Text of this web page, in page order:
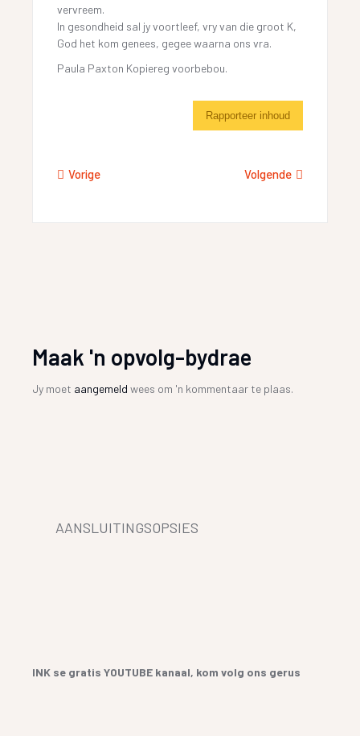
vervreem.
In gesondheid sal jy voortleef, vry van die groot K,
God het kom genees, gegee waarna ons vra.
Paula Paxton Kopiereg voorbebou.
Rapporteer inhoud
Vorige Volgende
Maak 'n opvolg-bydrae
Jy moet aangemeld wees om 'n kommentaar te plaas.
AANSLUITINGSOPSIES
INK se gratis YOUTUBE kanaal, kom volg ons gerus